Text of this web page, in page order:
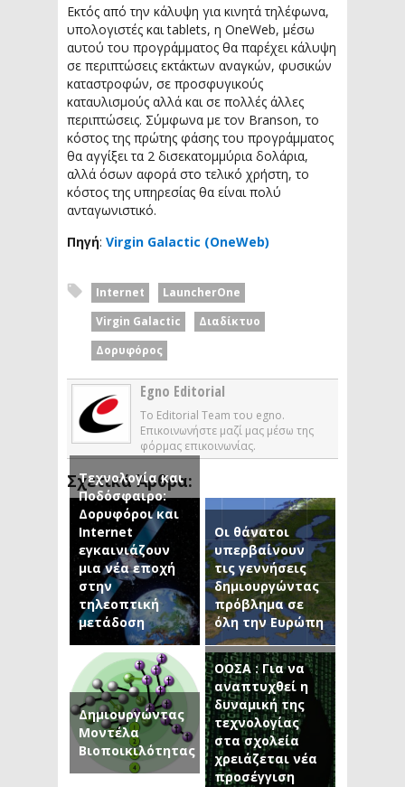
Εκτός από την κάλυψη για κινητά τηλέφωνα,
υπολογιστές και tablets, η OneWeb, μέσω
αυτού του προγράμματος θα παρέχει κάλυψη
σε περιπτώσεις εκτάκτων αναγκών, φυσικών
καταστροφών, σε προσφυγικούς
καταυλισμούς αλλά και σε πολλές άλλες
περιπτώσεις. Σύμφωνα με τον Branson, το
κόστος της πρώτης φάσης του προγράμματος
θα αγγίξει τα 2 δισεκατομμύρια δολάρια,
αλλά όσων αφορά στο τελικό χρήστη, το
κόστος της υπηρεσίας θα είναι πολύ
ανταγωνιστικό.
Πηγή: Virgin Galactic (OneWeb)
Internet
LauncherOne
Virgin Galactic
Διαδίκτυο
Δορυφόρος
Egno Editorial
Το Editorial Team του egno.
Επικοινωνήστε μαζί μας μέσω της
φόρμας επικοινωνίας.
Σχετικά Άρθρα:
Τεχνολογία και
Ποδόσφαιρο:
Δορυφόροι και
Internet
εγκαινιάζουν
μια νέα εποχή
στην
τηλεοπτική
μετάδοση
Οι θάνατοι
υπερβαίνουν
τις γεννήσεις
δημιουργώντας
πρόβλημα σε
όλη την Ευρώπη
Δημιουργώντας
Μοντέλα
Βιοποικιλότητας
ΟΟΣΑ : Για να
αναπτυχθεί η
δυναμική της
τεχνολογίας
στα σχολεία
χρειάζεται νέα
προσέγγιση